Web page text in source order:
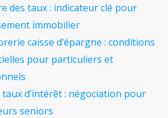
des taux : indicateur clé pour
immobilier
caisse d’épargne : conditions
pour particuliers et
d’intérêt : négociation pour
seniors